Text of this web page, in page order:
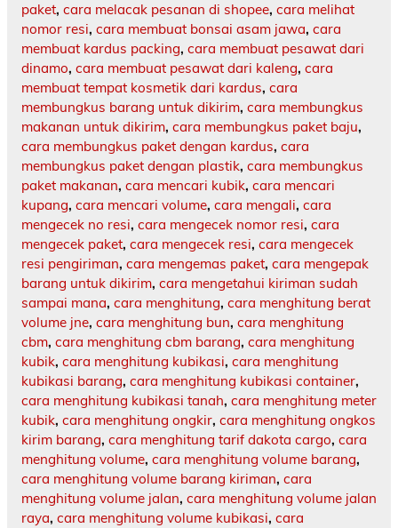
paket, cara melacak pesanan di shopee, cara melihat
nomor resi, cara membuat bonsai asam jawa, cara
membuat kardus packing, cara membuat pesawat dari
dinamo, cara membuat pesawat dari kaleng, cara
membuat tempat kosmetik dari kardus, cara
membungkus barang untuk dikirim, cara membungkus
makanan untuk dikirim, cara membungkus paket baju,
cara membungkus paket dengan kardus, cara
membungkus paket dengan plastik, cara membungkus
paket makanan, cara mencari kubik, cara mencari
kupang, cara mencari volume, cara mengali, cara
mengecek no resi, cara mengecek nomor resi, cara
mengecek paket, cara mengecek resi, cara mengecek
resi pengiriman, cara mengemas paket, cara mengepak
barang untuk dikirim, cara mengetahui kiriman sudah
sampai mana, cara menghitung, cara menghitung berat
volume jne, cara menghitung bun, cara menghitung
cbm, cara menghitung cbm barang, cara menghitung
kubik, cara menghitung kubikasi, cara menghitung
kubikasi barang, cara menghitung kubikasi container,
cara menghitung kubikasi tanah, cara menghitung meter
kubik, cara menghitung ongkir, cara menghitung ongkos
kirim barang, cara menghitung tarif dakota cargo, cara
menghitung volume, cara menghitung volume barang,
cara menghitung volume barang kiriman, cara
menghitung volume jalan, cara menghitung volume jalan
raya, cara menghitung volume kubikasi, cara